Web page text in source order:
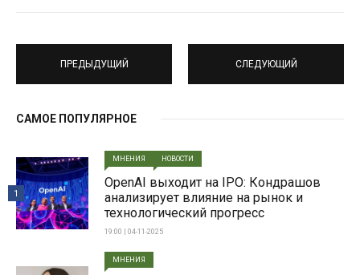
ПРЕДЫДУЩИЙ СЛЕДУЮЩИЙ
САМОЕ ПОПУЛЯРНОЕ
МНЕНИЯ НОВОСТИ
OpenAI выходит на IPO: Кондрашов
анализирует влияние на рынок и
технологический прогресс
19:00 | 04-11-2025
1
МНЕНИЯ